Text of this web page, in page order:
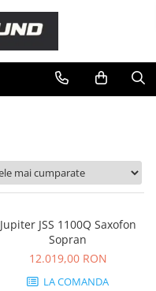
Jupiter JSS 1100Q Saxofon
Sopran
12.019,00 RON
LA COMANDA